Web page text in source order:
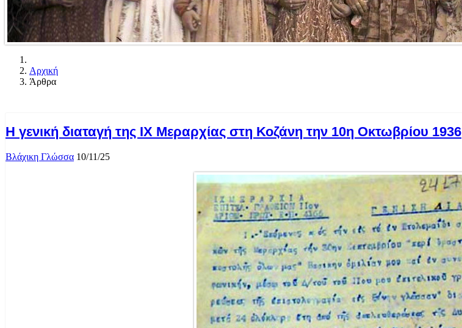
Αρχική
Άρθρα
Η γενική διαταγή της IX Μεραρχίας στη Κοζάνη την 10η Οκτωβρίου 1936
Βλάχικη Γλώσσα 10/11/25